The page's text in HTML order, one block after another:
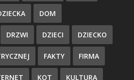
DOM
DRZWI DZIECI DZIECKO
FAKTY FIRMA
KOT KULTURA